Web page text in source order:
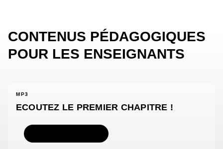
CONTENUS PÉDAGOGIQUES
POUR LES ENSEIGNANTS
MP3
ECOUTEZ LE PREMIER CHAPITRE !